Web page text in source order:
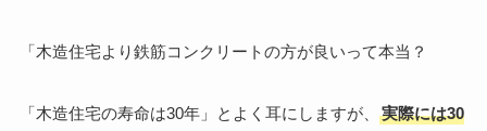
「木造住宅より鉄筋コンクリートの方が良いって本当？
「木造住宅の寿命は30年」とよく耳にしますが、
実際には30